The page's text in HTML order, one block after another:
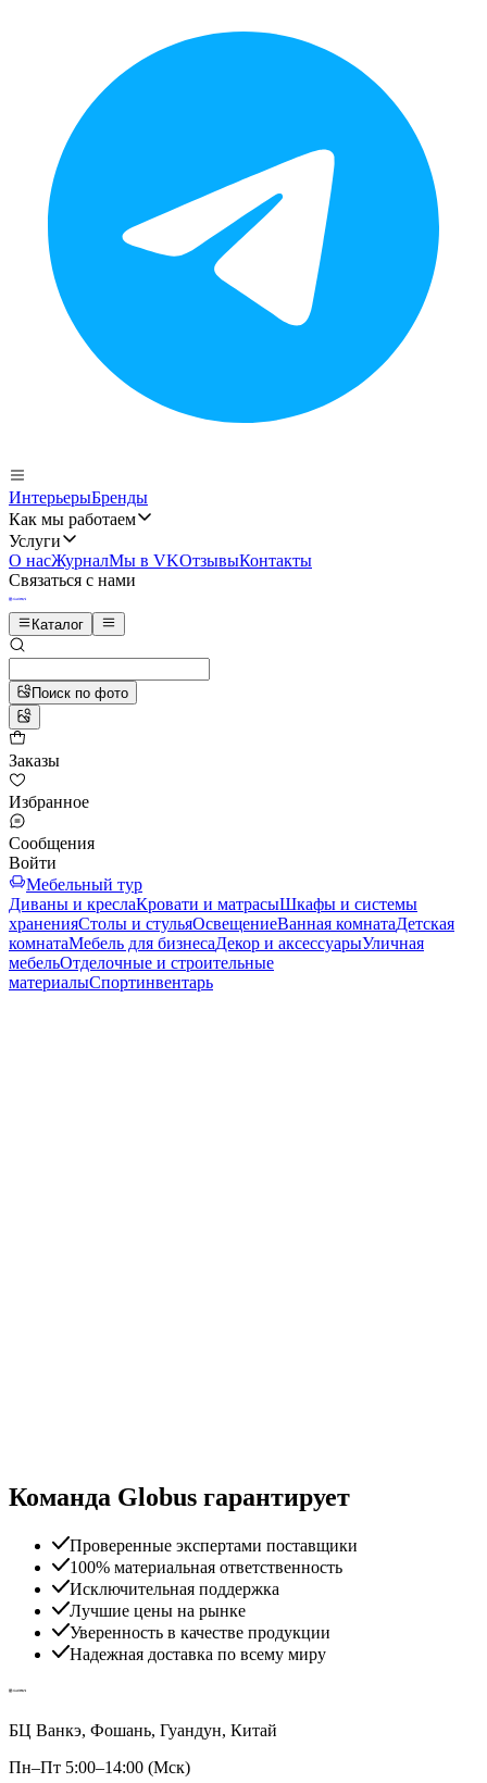
ИнтерьерыБренды
Как мы работаем
Услуги
О насЖурналМы в VKОтзывыКонтакты
Связаться с нами
Каталог
Поиск по фото
Заказы
Избранное
Сообщения
Войти
Мебельный тур
Диваны и креслаКровати и матрасыШкафы и системы
храненияСтолы и стульяОсвещениеВанная комнатаДетская
комнатаМебель для бизнесаДекор и аксессуарыУличная
мебельОтделочные и строительные
материалыСпортинвентарь
Команда Globus гарантирует
Проверенные экспертами поставщики
100% материальная ответственность
Исключительная поддержка
Лучшие цены на рынке
Уверенность в качестве продукции
Надежная доставка по всему миру
БЦ Ванкэ, Фошань, Гуандун, Китай
Пн–Пт 5:00–14:00 (Мск)